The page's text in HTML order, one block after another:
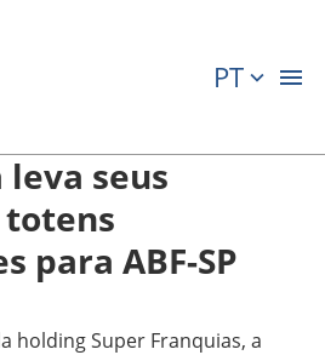
PT
leva seus
para ABF-SP
holding Super Franquias, a